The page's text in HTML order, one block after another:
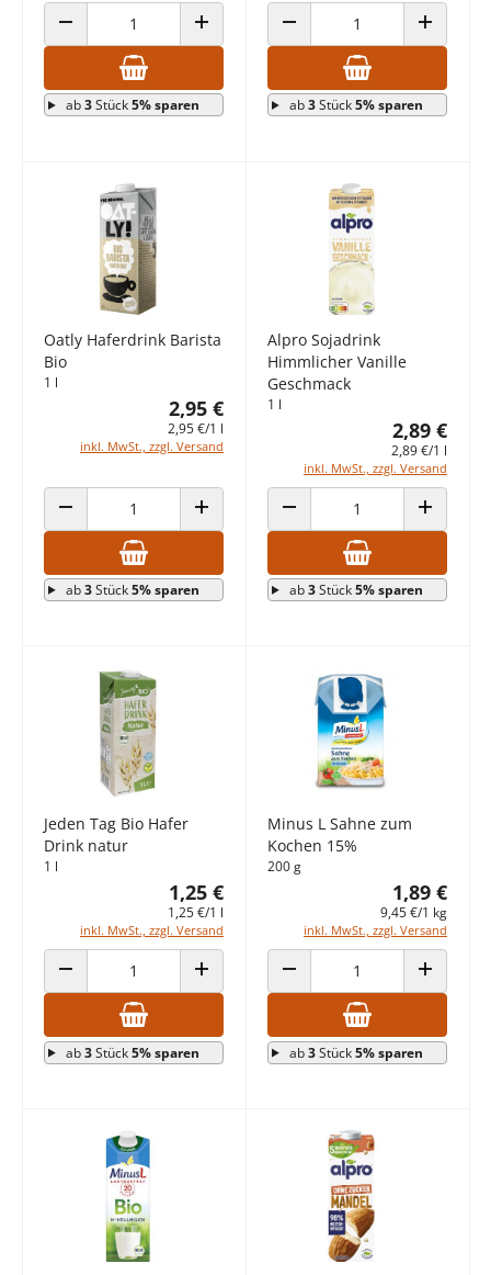
ANZAHL VERRINGERN ANZAHL ERHÖHEN
ab3Stück5% sparen
ANZAHL VERRINGERN ANZAHL
ab3Stück5% sparen
Oatly Haferdrink Barista
Bio
1 l
2,95 €
2,95 €/1 l
inkl. MwSt., zzgl. Versand
ANZAHL VERRINGERN ANZAHL ERHÖHEN
ab3Stück5% sparen
Alpro Sojadrink
Himmlicher Vanille
Geschmack
1 l
2,89 €
2,89 €/1 l
inkl. MwSt., zzgl. Versand
ANZAHL VERRINGERN ANZAHL
ab3Stück5% sparen
Jeden Tag Bio Hafer
Drink natur
1 l
1,25 €
1,25 €/1 l
inkl. MwSt., zzgl. Versand
ANZAHL VERRINGERN ANZAHL ERHÖHEN
ab3Stück5% sparen
Minus L Sahne zum
Kochen 15%
200 g
1,89 €
9,45 €/1 kg
inkl. MwSt., zzgl. Versand
ANZAHL VERRINGERN ANZAHL
ab3Stück5% sparen